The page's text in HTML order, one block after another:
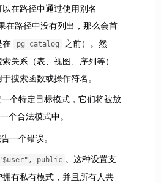
在路径中通过使用别名
在路径中没有列出，那么会首
在
pg_catalog
之前）。然
关系（表、视图、序列等）
搜索函数或操作符名。
个特定目标模式，它们将被放
个合法模式中。
一个错误。
"$user", public 。这种设置支
有私有模式，并且所有人共